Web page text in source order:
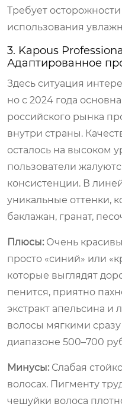
Требует
использования
3. Kapous
Адаптированное
Здесь ситуация
но с 2024 года
российского рынка
внутри страны.
осталось на высоком
пользователи
консистенции. В
уникальные оттенки,
баклажан, гранат,
Плюсы: Очень
просто «синий» или
которые выглядят
пенится, приятно
экстракт апельсина и
волосы мягкими
диапазоне 500–700
Минусы: Слабая
волосах. Пигменту
чешуйки волоса